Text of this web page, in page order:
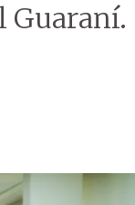
Guaraní.